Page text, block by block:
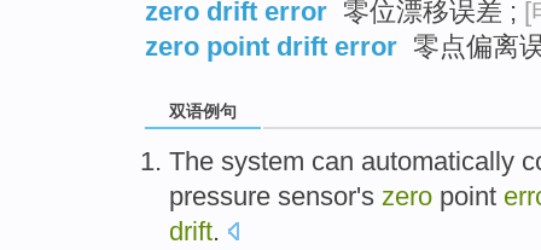
zero drift error 零位漂移误差 ; [
zero point drift error 零点偏离
双语例句
The system can automatically
pressure sensor's zero point
drift.